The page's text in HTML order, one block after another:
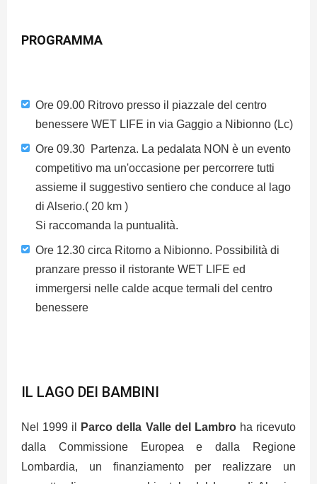
PROGRAMMA
Ore 09.00 Ritrovo presso il piazzale del centro
benessere WET LIFE in via Gaggio a Nibionno (Lc)
Ore 09.30 Partenza. La pedalata NON è un evento
competitivo ma un'occasione per percorrere tutti
assieme il suggestivo sentiero che conduce al lago
di Alserio.( 20 km )
Si raccomanda la puntualità.
Ore 12.30 circa Ritorno a Nibionno. Possibilità di
pranzare presso il ristorante WET LIFE ed
immergersi nelle calde acque termali del centro
benessere
IL LAGO DEI BAMBINI
Nel 1999 il Parco della Valle del Lambroha ricevuto
dalla Commissione Europea e dalla Regione
Lombardia, un finanziamento per realizzare un